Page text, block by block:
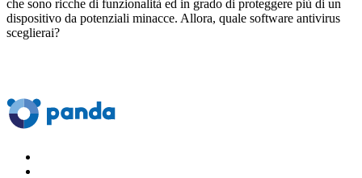
che sono ricche di funzionalità ed in grado di proteggere più di un
dispositivo da potenziali minacce. Allora, quale software antivirus
sceglierai?